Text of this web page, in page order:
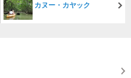
カヌー・カヤック